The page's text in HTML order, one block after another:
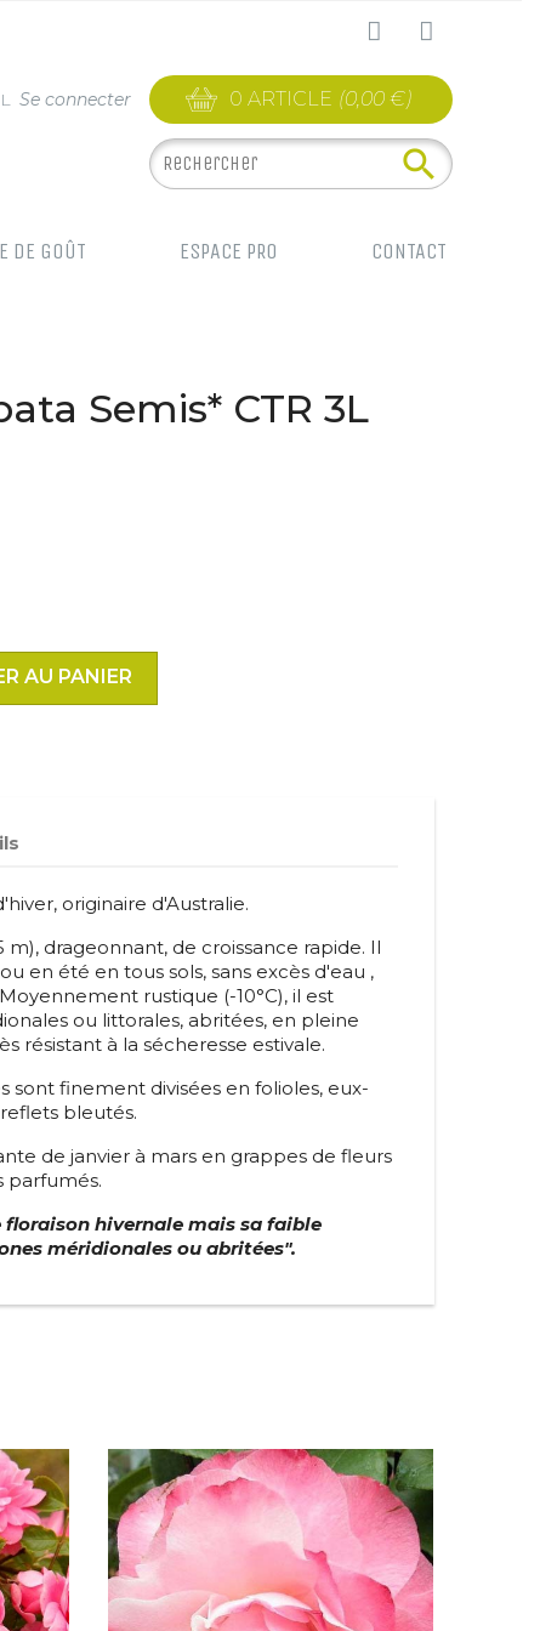
Se connecter 0 ARTICLE (0,00 €)

DE GOÛT ESPACE PRO CONTACT
Semis* CTR 3L
AU PANIER
originaire d'Australie.
drageonnant, de croissance rapide. Il
en été en tous sols, sans excès d'eau ,
rustique (-10°C), il est
ou littorales, abritées, en pleine
résistant à la sécheresse estivale.
sont finement divisées en folioles, eux-
bleutés.
de janvier à mars en grappes de fleurs
parfumés.
hivernale mais sa faible
méridionales ou abritées".